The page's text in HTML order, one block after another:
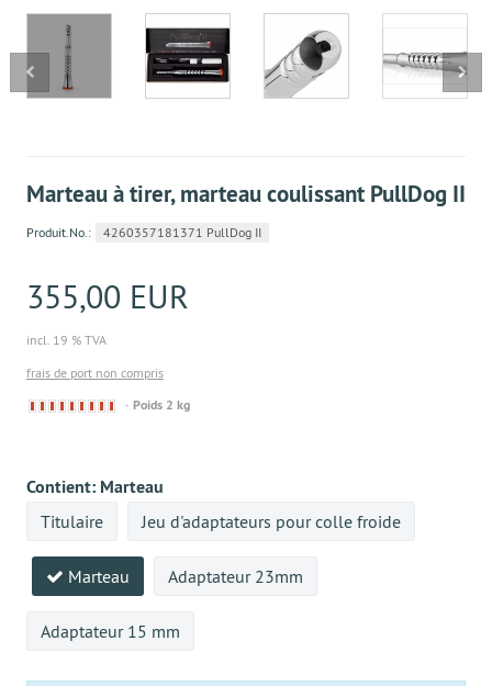
Marteau à tirer, marteau coulissant PullDog II
Produit.No.: 4260357181371 PullDog II
355,00 EUR
incl. 19 % TVA
frais de port non compris
Derzeit
Poids 2 kg
Contient: Marteau
Titulaire Jeu d'adaptateurs pour colle froide
Marteau Adaptateur 23mm
Adaptateur 15 mm